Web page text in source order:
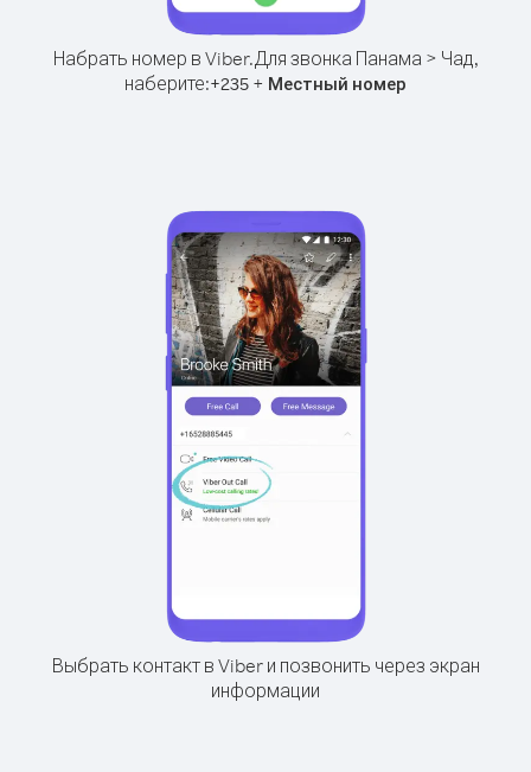
Набрать номер в Viber.Для звонка Панама > Чад,
наберите:+235 + Местный номер
Выбрать контакт в Viber и позвонить через экран
информации